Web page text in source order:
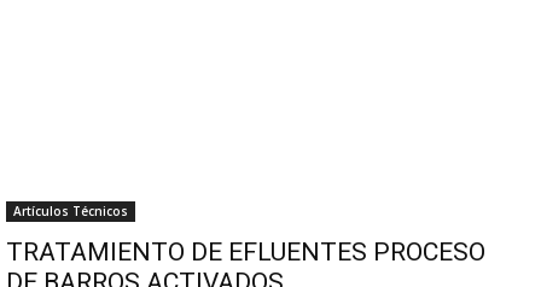
Artículos Técnicos
TRATAMIENTO DE EFLUENTES PROCESO